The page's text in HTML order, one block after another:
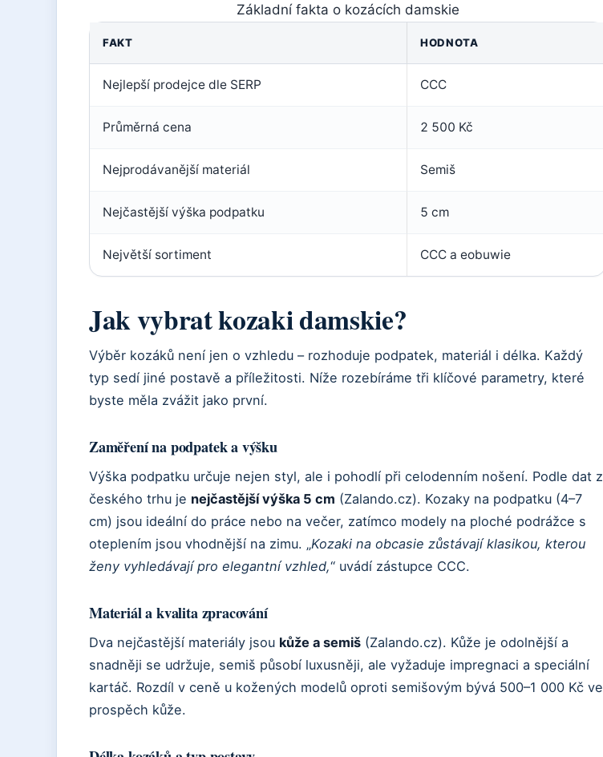
Základní fakta o kozácích damskie
FAKT HODNOTA
Nejlepší prodejce dle SERP CCC
Průměrná cena 2 500 Kč
Nejprodávanější materiál Semiš
Nejčastější výška podpatku 5 cm
Největší sortiment CCC a eobuwie
Jak vybrat kozaki damskie?
Výběr kozáků není jen o vzhledu – rozhoduje podpatek, materiál i délka. Každý
typ sedí jiné postavě a příležitosti. Níže rozebíráme tři klíčové parametry, které
byste měla zvážit jako první.
Zaměření na podpatek a výšku
Výška podpatku určuje nejen styl, ale i pohodlí při celodenním nošení. Podle dat z
českého trhu je nejčastější výška 5 cm (Zalando.cz). Kozaky na podpatku (4–7
cm) jsou ideální do práce nebo na večer, zatímco modely na ploché podrážce s
oteplením jsou vhodnější na zimu. „Kozaki na obcasie zůstávají klasikou, kterou
ženy vyhledávají pro elegantní vzhled,“ uvádí zástupce CCC.
Materiál a kvalita zpracování
Dva nejčastější materiály jsou kůže a semiš (Zalando.cz). Kůže je odolnější a
snadněji se udržuje, semiš působí luxusněji, ale vyžaduje impregnaci a speciální
kartáč. Rozdíl v ceně u kožených modelů oproti semišovým bývá 500–1 000 Kč ve
prospěch kůže.